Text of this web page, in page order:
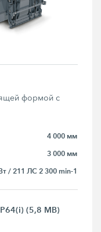
формой с
4 000 мм
3 000 мм
/ 211 ЛС 2 300 min-1
(5,8 MB)